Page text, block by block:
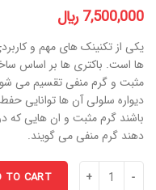
﷼
یکی از تکنینک های مهم و
ها است. باکتری ها بر اساس
مثبت و گرم منفی تقسیم می
دیواره سلولی آن ها توانایی
باشند گرم مثبت و ان هایی که
دهند گرم منفی می گویند.
TO CART